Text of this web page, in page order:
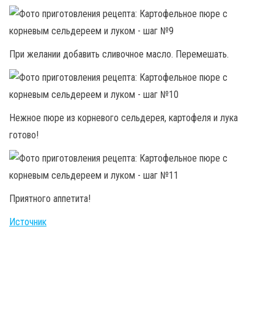
При желании добавить сливочное масло. Перемешать.
Нежное пюре из корневого сельдерея, картофеля и лука
готово!
Приятного аппетита!
Источник